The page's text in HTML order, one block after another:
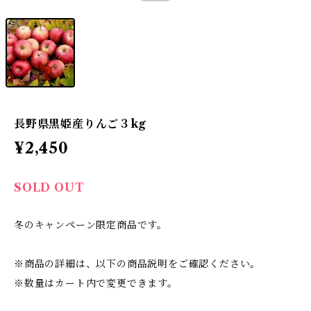
長野県黒姫産りんご３kg
¥2,450
SOLD OUT
冬のキャンペーン限定商品です。
※商品の詳細は、以下の商品説明をご確認ください。
※数量はカート内で変更できます。